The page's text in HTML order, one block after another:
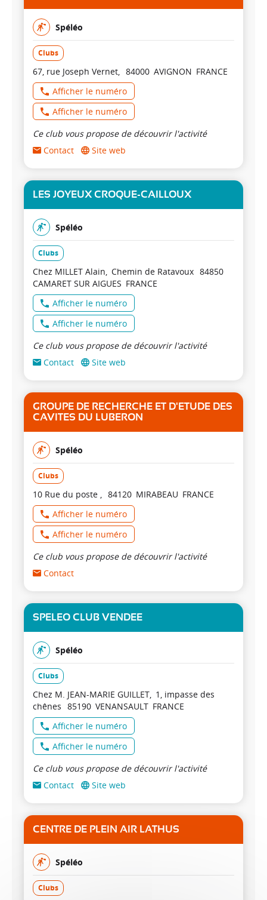
Spéléo
Clubs
67, rue Joseph Vernet 84000 AVIGNON FRANCE
Afficher le numéro
Afficher le numéro
Ce club vous propose de découvrir l'activité
Contact
Site web
LES JOYEUX CROQUE-CAILLOUX
Spéléo
Clubs
Chez MILLET Alain Chemin de Ratavoux 84850
CAMARET SUR AIGUES FRANCE
Afficher le numéro
Afficher le numéro
Ce club vous propose de découvrir l'activité
Contact
Site web
GROUPE DE RECHERCHE ET D'ETUDE DES
CAVITES DU LUBERON
Spéléo
Clubs
10 Rue du poste 84120 MIRABEAU FRANCE
Afficher le numéro
Afficher le numéro
Ce club vous propose de découvrir l'activité
Contact
SPELEO CLUB VENDEE
Spéléo
Clubs
Chez M. JEAN-MARIE GUILLET 1, impasse des
chênes 85190 VENANSAULT FRANCE
Afficher le numéro
Afficher le numéro
Ce club vous propose de découvrir l'activité
Contact
Site web
CENTRE DE PLEIN AIR LATHUS
Spéléo
Clubs